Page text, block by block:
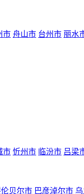
市 舟山市 台州市 丽水
市 忻州市 临汾市 吕梁
伦贝尔市 巴彦淖尔市